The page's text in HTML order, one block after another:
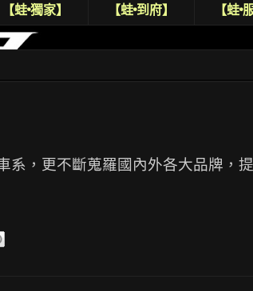
【蛙•獨家】 【蛙•到府】 【蛙•
系，更不斷蒐羅國內外各大品牌，